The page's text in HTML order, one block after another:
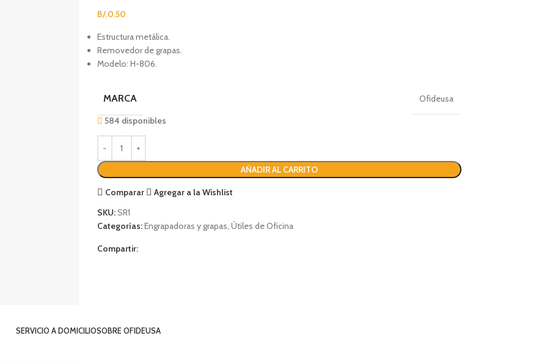
B/.0.50
Estructura metálica.
Removedor de grapas.
Modelo: H-806.
MARCA
Ofideusa
584 disponibles
AÑADIR AL CARRITO
Comparar
Agregar a la Wishlist
SKU:SR1
Categorías:Engrapadoras y grapas, Útiles de Oficina
Compartir:
SERVICIO A DOMICILIOSOBRE OFIDEUSA